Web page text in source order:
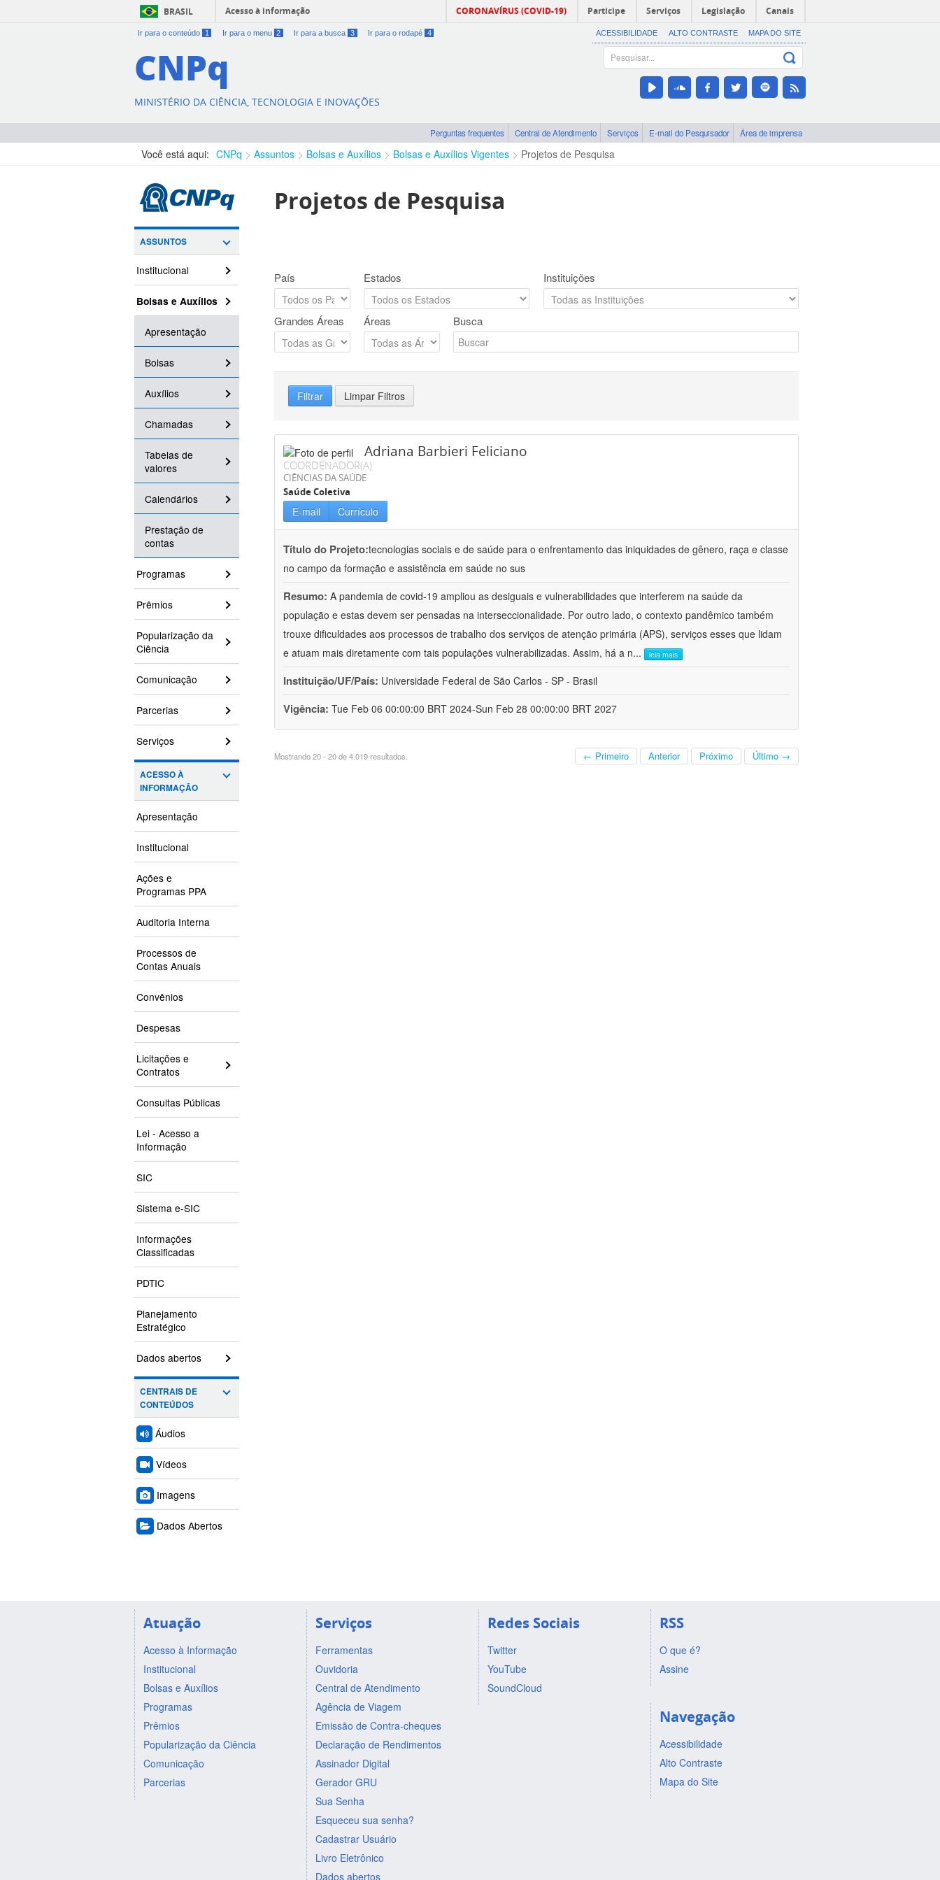
BRASIL Acesso à informação CORONAVÍRUS (COVID-19) Participe Serviços Legislação Canais
Ir para o conteúdo 1 Ir para o menu 2 Ir para a busca 3 Ir para o rodapé 4 ACESSIBILIDADE ALTO CONTRASTE MAPA DO SITE
CNPq
MINISTÉRIO DA CIÊNCIA, TECNOLOGIA E INOVAÇÕES
Perguntas frequentes Central de Atendimento Serviços E-mail do Pesquisador Área de imprensa
Você está aqui: CNPq Assuntos Bolsas e Auxílios Bolsas e Auxílios Vigentes Projetos de Pesquisa
ASSUNTOS
Institucional
Bolsas e Auxílios
Apresentação
Bolsas
Auxílios
Chamadas
Tabelas de
valores
Calendários
Prestação de
contas
Programas
Prêmios
Popularização da
Ciência
Comunicação
Parcerias
Serviços
ACESSO À
INFORMAÇÃO
Apresentação
Institucional
Ações e
Programas PPA
Auditoria Interna
Processos de
Contas Anuais
Convênios
Despesas
Licitações e
Contratos
Consultas Públicas
Lei - Acesso a
Informação
SIC
Sistema e-SIC
Informações
Classificadas
PDTIC
Planejamento
Estratégico
Dados abertos
CENTRAIS DE
CONTEÚDOS
Áudios
Vídeos
Imagens
Dados Abertos
Projetos de Pesquisa
País Estados Instituições
Grandes Áreas Áreas Busca
Filtrar Limpar Filtros
Adriana Barbieri Feliciano
COORDENADOR(A)
CIÊNCIAS DA SAÚDE
Saúde Coletiva
E-mail Currículo
Título do Projeto:tecnologias sociais e de saúde para o enfrentamento das iniquidades de gênero, raça e classe
no campo da formação e assistência em saúde no sus
Resumo: A pandemia de covid-19 ampliou as desiguais e vulnerabilidades que interferem na saúde da
população e estas devem ser pensadas na interseccionalidade. Por outro lado, o contexto pandêmico também
trouxe dificuldades aos processos de trabalho dos serviços de atenção primária (APS), serviços esses que lidam
e atuam mais diretamente com tais populações vulnerabilizadas. Assim, há a n... leia mais
Instituição/UF/País: Universidade Federal de São Carlos - SP - Brasil
Vigência: Tue Feb 06 00:00:00 BRT 2024-Sun Feb 28 00:00:00 BRT 2027
Mostrando 20 - 20 de 4.019 resultados. ← Primeiro Anterior Próximo Último →
Atuação
Acesso à Informação
Institucional
Bolsas e Auxílios
Programas
Prêmios
Popularização da Ciência
Comunicação
Parcerias
Serviços
Ferramentas
Ouvidoria
Central de Atendimento
Agência de Viagem
Emissão de Contra-cheques
Declaração de Rendimentos
Assinador Digital
Gerador GRU
Sua Senha
Esqueceu sua senha?
Cadastrar Usuário
Livro Eletrônico
Dados abertos
Redes Sociais
Twitter
YouTube
SoundCloud
RSS
O que é?
Assine
Navegação
Acessibilidade
Alto Contraste
Mapa do Site